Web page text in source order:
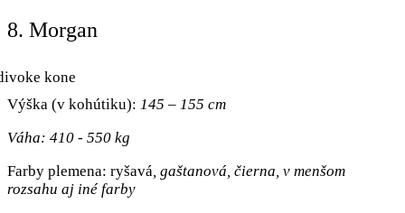
8. Morgan
Výška (v kohútiku): 145 – 155 cm
Váha: 410 - 550 kg
Farby plemena: ryšavá, gaštanová, čierna, v menšom
rozsahu aj iné farby